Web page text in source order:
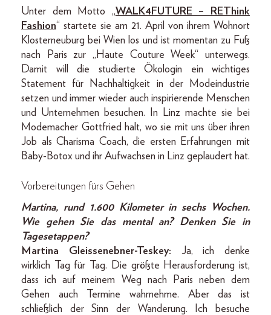
Unter dem Motto „WALK4FUTURE – REThink
Fashion“ startete sie am 21. April von ihrem Wohnort
Klosterneuburg bei Wien los und ist momentan zu Fuß
nach Paris zur „Haute Couture Week“ unterwegs.
Damit will die studierte Ökologin ein wichtiges
Statement für Nachhaltigkeit in der Modeindustrie
setzen und immer wieder auch inspirierende Menschen
und Unternehmen besuchen. In Linz machte sie bei
Modemacher Gottfried halt, wo sie mit uns über ihren
Job als Charisma Coach, die ersten Erfahrungen mit
Baby-Botox und ihr Aufwachsen in Linz geplaudert hat.
Vorbereitungen fürs Gehen
Martina, rund 1.600 Kilometer in sechs Wochen.
Wie gehen Sie das mental an? Denken Sie in
Tagesetappen?
Martina Gleissenebner-Teskey: Ja, ich denke
wirklich Tag für Tag. Die größte Herausforderung ist,
dass ich auf meinem Weg nach Paris neben dem
Gehen auch Termine wahrnehme. Aber das ist
schließlich der Sinn der Wanderung. Ich besuche